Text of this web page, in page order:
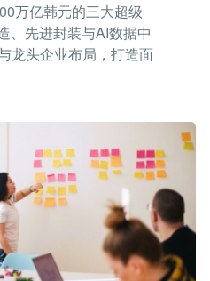
万亿韩元的三大超级
、先进封装与AI数据中
龙头企业布局，打造面